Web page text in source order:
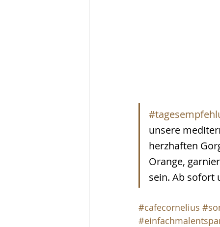
unsere
herzhaften
Orange,
sein. Ab sofort
#cafecornelius